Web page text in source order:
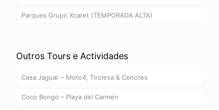
Parques Grupo Xcaret (TEMPORADA ALTA)
Outros Tours e Actividades
Casa Jaguar – Moto4, Tirolesa & Cenotes
Coco Bongo – Playa del Carmen